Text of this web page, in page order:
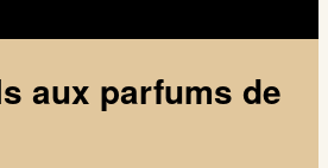
aux parfums de